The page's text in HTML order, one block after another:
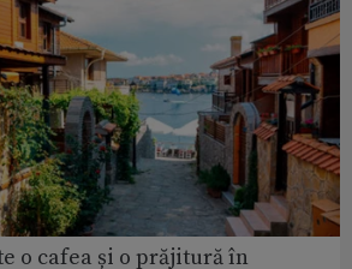
o cafea și o prăjitură în